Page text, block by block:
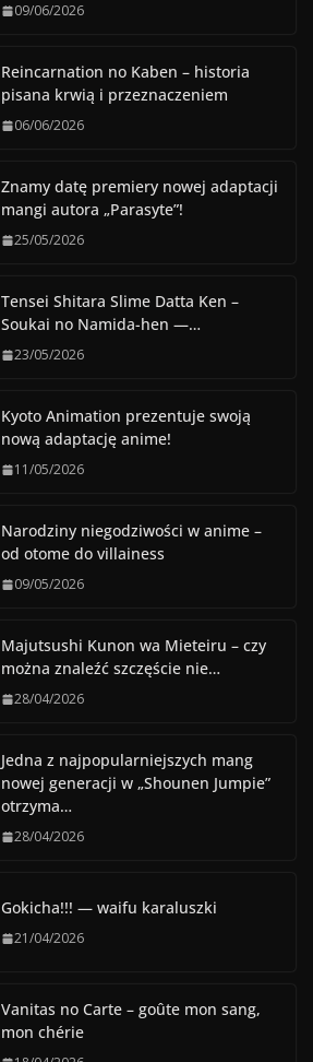
09/06/2026
Reincarnation no Kaben – historia
pisana krwią i przeznaczeniem
06/06/2026
Znamy datę premiery nowej adaptacji
mangi autora „Parasyte”!
25/05/2026
Tensei Shitara Slime Datta Ken –
Soukai no Namida-hen —…
23/05/2026
Kyoto Animation prezentuje swoją
nową adaptację anime!
11/05/2026
Narodziny niegodziwości w anime –
od otome do villainess
09/05/2026
Majutsushi Kunon wa Mieteiru – czy
można znaleźć szczęście nie…
28/04/2026
Jedna z najpopularniejszych mang
nowej generacji w „Shounen Jumpie”
otrzyma…
28/04/2026
Gokicha!!! — waifu karaluszki
21/04/2026
Vanitas no Carte – goûte mon sang,
mon chérie